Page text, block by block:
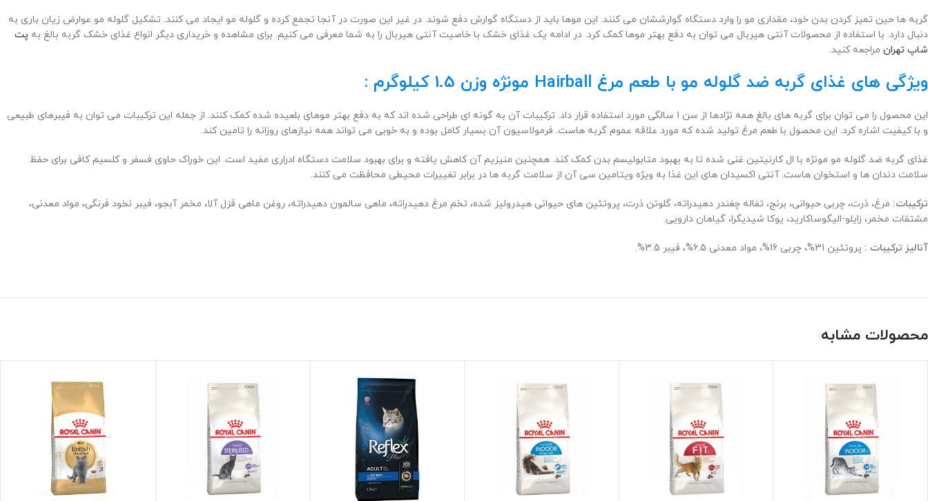
گربه ها حین تمیز کردن بدن خود، مقداری مو را وارد دستگاه گوارششان می کنند. این موها باید از دستگاه گوارش دفع شوند. در غیر این صورت در آنجا تجمع کرده و گلوله مو ایجاد می کنند. تشکیل گلوله مو عوارض زیان باری به
دنبال دارد. با استفاده از محصولات آنتی هیربال می توان به دفع بهتر موها کمک کرد. در ادامه یک غذای خشک با خاصیت آنتی هیربال را به شما معرفی می کنیم. برای مشاهده و خریداری دیگر انواع غذای خشک گربه بالغ به پت
شاپ تهران مراجعه کنید.
ویژگی های غذای گربه ضد گلوله مو با طعم مرغ Hairball مونژه وزن 1.5 کیلوگرم :
این محصول را می توان برای گربه های بالغ همه نژادها از سن 1 سالگی مورد استفاده قرار داد. ترکیبات آن به گونه ای طراحی شده اند که به دفع بهتر موهای بلعیده شده کمک کنند. از جمله این ترکیبات می توان به فیبرهای طبیعی
و با کیفیت اشاره کرد. این محصول با طعم مرغ تولید شده که مورد علاقه عموم گربه هاست. فرمولاسیون آن بسیار کامل بوده و به خوبی می تواند همه نیازهای روزانه را تامین کند.
غذای گربه ضد گلوله مو مونژه با ال کارنیتین غنی شده تا به بهبود متابولیسم بدن کمک کند. همچنین منیزیم آن کاهش یافته و برای بهبود سلامت دستگاه ادراری مفید است. این خوراک حاوی فسفر و کلسیم کافی برای حفظ
سلامت دندان ها و استخوان هاست. آنتی اکسیدان های این غذا به ویژه ویتامین سی آن از سلامت گربه ها در برابر تغییرات محیطی محافظت می کنند.
ترکیبات: مرغ، ذرت، چربی حیوانی، برنج، تفاله چغندر دهیدراته، گلوتن ذرت، پروتئین های حیوانی هیدرولیز شده، تخم مرغ دهیدراته، ماهی سالمون دهیدراته، روغن ماهی قزل آلا، مخمر آبجو، فیبر نخود فرنگی، مواد معدنی،
مشتقات مخمر، زایلو-الیگوساکارید، یوکا شیدیگرا، گیاهان دارویی.
آنالیز ترکیبات : پروتئین 31%، چربی 16%، مواد معدنی 6.5%، فیبر 3.5%.
محصولات مشابه